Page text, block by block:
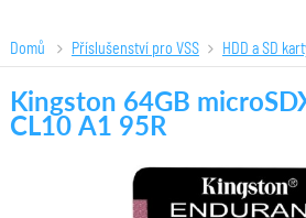
Domů Příslušenství pro VSS HDD a SD
Kingston 64GB microSDXC Endurance CL10 A1 95R
Kingston 64GB
CL10 A1 95R